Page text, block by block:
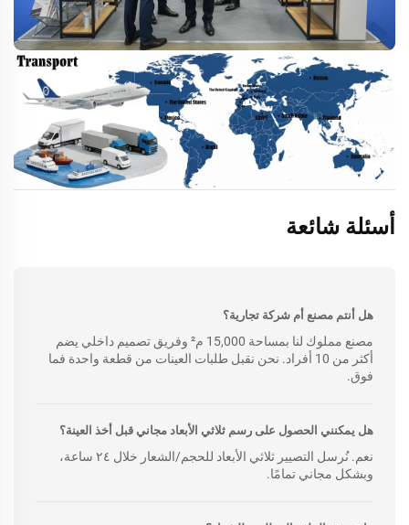
أسئلة شائعة
هل أنتم مصنع أم شركة تجارية؟
مصنع مملوك لنا بمساحة 15,000 م² وفريق تصميم داخلي يضم
أكثر من 10 أفراد. نحن نقبل طلبات العينات من قطعة واحدة فما
فوق.
هل يمكنني الحصول على رسم ثلاثي الأبعاد مجاني قبل أخذ العينة؟
نعم. نُرسل التصيير ثلاثي الأبعاد للحجم/الشعار خلال ٢٤ ساعة،
وبشكل مجاني تمامًا.